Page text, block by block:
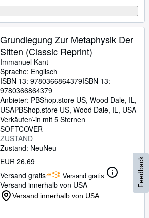
Grundlegung Zur Metaphysik Der
Sitten (Classic Reprint)
Immanuel Kant
Sprache: Englisch
ISBN 13: 9780366864379ISBN 13:
9780366864379
Anbieter: PBShop.store US, Wood Dale, IL,
USAPBShop.store US, Wood Dale, IL, USA
Verkäufer/-in mit 5 Sternen
SOFTCOVER
ZUSTAND
Zustand: NeuNeu
EUR 26,69
Versand gratis
Versand gratis
Versand innerhalb von USA
Versand innerhalb von USA
Feedback